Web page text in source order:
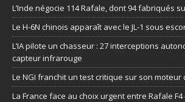
L’Inde négocie 114 Rafale, dont 94 fabriqués
Le H-6N chinois apparaît avec le JL-1 sous
L’IA pilote un chasseur : 27 interceptions
capteur infrarouge
Le NGI franchit un test critique sur son
La France face au choix urgent entre Rafale F4